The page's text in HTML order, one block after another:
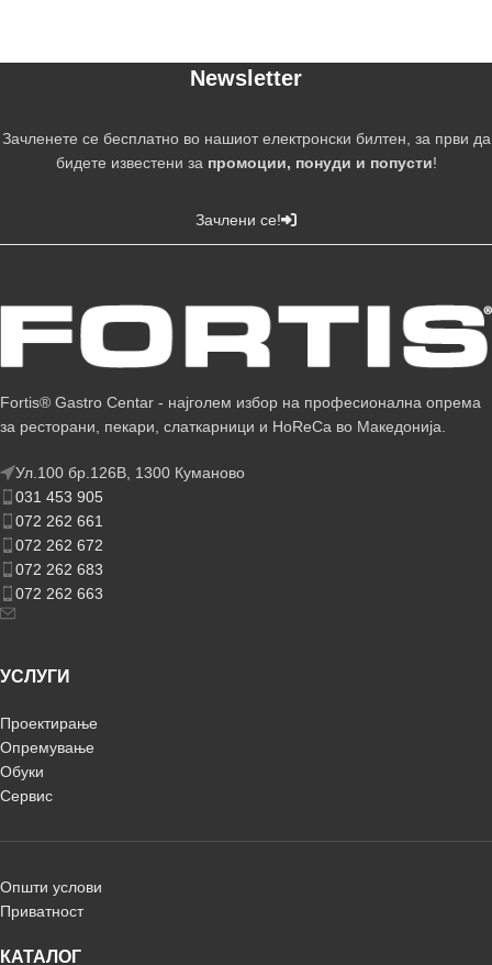
Newsletter
Зачленете се бесплатно во нашиот електронски билтен, за први да
бидете известени за промоции, понуди и попусти!
Зачлени се!
Fortis® Gastro Centar - најголем избор на професионална опрема
за ресторани, пекари, слаткарници и HoReCa во Македонија.
Ул.100 бр.126В, 1300 Куманово
031 453 905
072 262 661
072 262 672
072 262 683
072 262 663
УСЛУГИ
Проектирање
Опремување
Обуки
Сервис
Општи услови
Приватност
КАТАЛОГ